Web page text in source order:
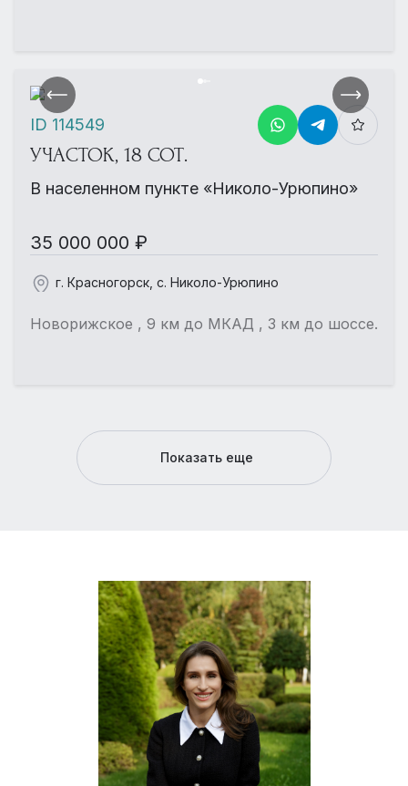
УЧАСТОК, 18 СОТ.
В населенном пункте «Николо-Урюпино»
35 000 000 ₽
г. Красногорск, с. Николо-Урюпино
Новорижское , 9 км до МКАД , 3 км до шоссе.
ID 114549
Показать еще